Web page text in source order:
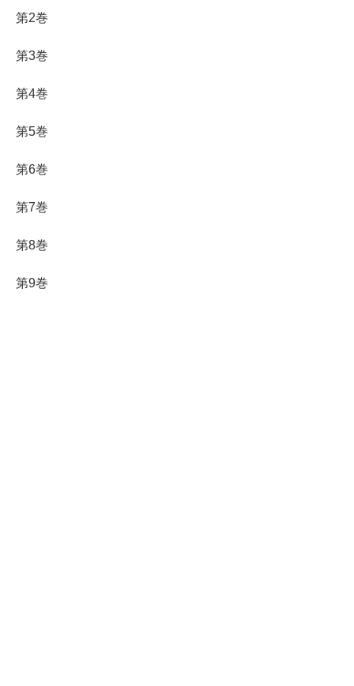
第2巻
第3巻
第4巻
第5巻
第6巻
第7巻
第8巻
第9巻